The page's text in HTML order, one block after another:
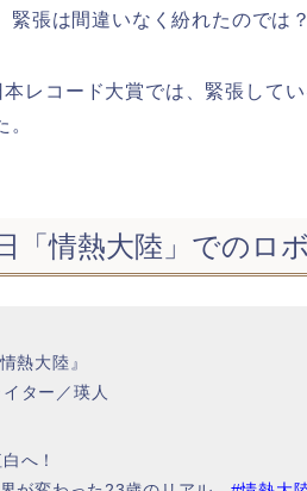
緊張は間違いなく紛れたのでは
レコード大賞では、緊張して
「情熱大陸」でのロ
熱大陸』
ター／瑛人
へ！